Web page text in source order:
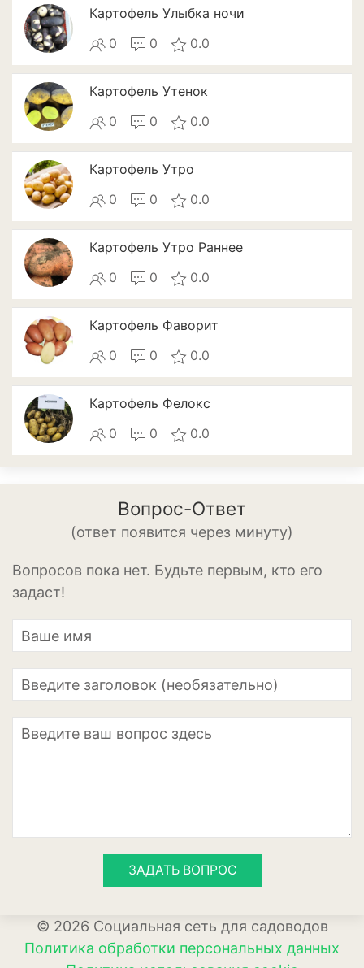
Подсолнечник
Редис
Редька
Репа
Салат
Свекла
Сельдерей
Томат
Тыква
Цветная капуста
Чеснок
Шпинат
Плодовые деревья и
кустарники
Актинидия
Алыча
Апельсины
Барбарис
Вишня
Грецкий орех
Калина
Картофель Улыбка ночи
0 0 0.0
Картофель Утенок
0 0 0.0
Картофель Утро
0 0 0.0
Картофель Утро Раннее
0 0 0.0
Картофель Фаворит
0 0 0.0
Картофель Фелокс
0 0 0.0
Вопрос-Ответ
(ответ появится через минуту)
Вопросов пока нет. Будьте первым, кто его
задаст!
ЗАДАТЬ ВОПРОС
© 2026 Социальная сеть для садоводов
Политика обработки персональных данных